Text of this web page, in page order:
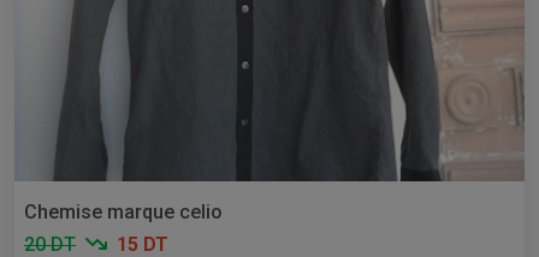
Chemise marque celio
20 DT
15 DT